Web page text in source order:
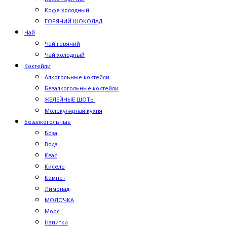
Кофе холодный
ГОРЯЧИЙ ШОКОЛАД
Чай
Чай горячий
Чай холодный
Коктейли
Алкогольные коктейли
Безалкогольные коктейли
ЖЕЛЕЙНЫЕ ШОТЫ
Молекулярная кухня
Безалкогольные
Боза
Вода
Квас
Кисель
Компот
Лимонад
МОЛОЧКА
Морс
Напитки